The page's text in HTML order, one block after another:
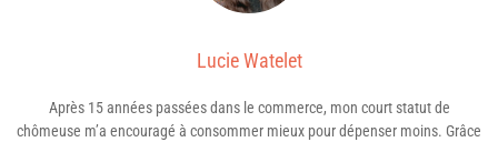
Lucie Watelet
Après 15 années passées dans le commerce, mon court statut de
chômeuse m’a encouragé à consommer mieux pour dépenser moins. Grâce